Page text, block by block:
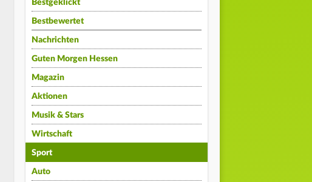
Bestgeklickt
Bestbewertet
Nachrichten
Guten Morgen Hessen
Magazin
Aktionen
Musik & Stars
Wirtschaft
Sport
Auto